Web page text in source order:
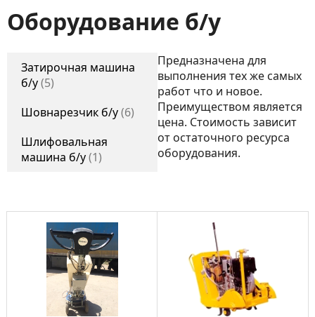
Оборудование б/у
Затирочная машина
б/у 5
Шовнарезчик б/у 6
Шлифовальная
машина б/у 1
Предназначена для
выполнения тех же самых
работ что и новое.
Преимуществом является
цена. Стоимость зависит
от остаточного ресурса
оборудования.